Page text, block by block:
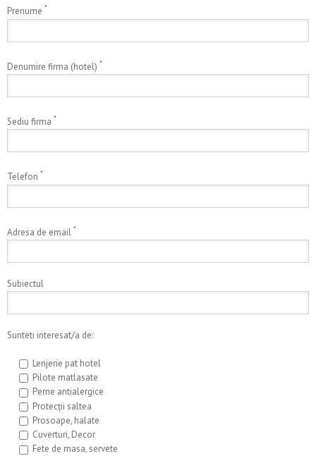
Prenume *
Denumire firma (hotel) *
Sediu firma *
Telefon *
Adresa de email *
Subiectul
Sunteti interesat/a de:
Lenjerie pat hotel
Pilote matlasate
Perne antialergice
Protecții saltea
Prosoape, halate
Cuverturi, Decor
Fete de masa, servete